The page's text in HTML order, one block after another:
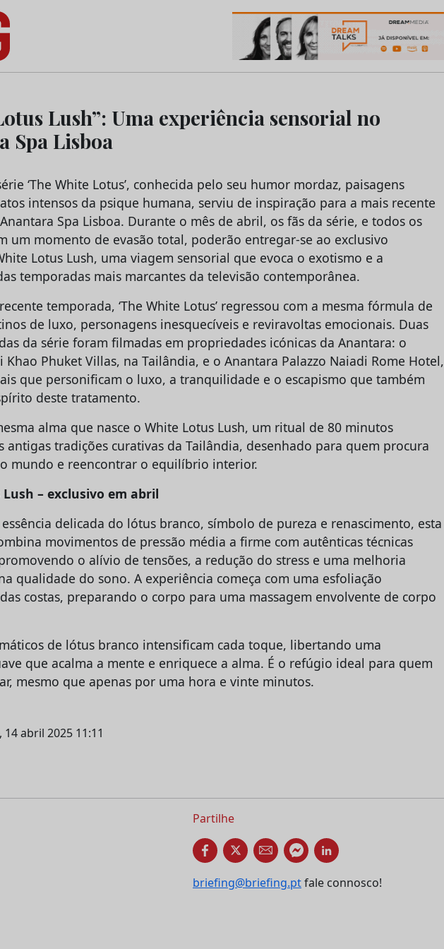
do Marketing e da Publicidade
Lush”: Uma experiência sensorial no
Spa Lisboa
‘The White Lotus’, conhecida pelo seu humor mordaz, paisagens
intensos da psique humana, serviu de inspiração para a mais recente
Spa Lisboa. Durante o mês de abril, os fãs da série, e todos os
um momento de evasão total, poderão entregar-se ao exclusivo
Lotus Lush, uma viagem sensorial que evoca o exotismo e a
temporadas mais marcantes da televisão contemporânea.
temporada, ‘The White Lotus’ regressou com a mesma fórmula de
de luxo, personagens inesquecíveis e reviravoltas emocionais. Duas
da série foram filmadas em propriedades icónicas da Anantara: o
Khao Phuket Villas, na Tailândia, e o Anantara Palazzo Naiadi Rome Hotel,
que personificam o luxo, a tranquilidade e o escapismo que também
deste tratamento.
alma que nasce o White Lotus Lush, um ritual de 80 minutos
antigas tradições curativas da Tailândia, desenhado para quem procura
mundo e reencontrar o equilíbrio interior.
– exclusivo em abril
delicada do lótus branco, símbolo de pureza e renascimento, esta
movimentos de pressão média a firme com autênticas técnicas
o alívio de tensões, a redução do stress e uma melhoria
qualidade do sono. A experiência começa com uma esfoliação
costas, preparando o corpo para uma massagem envolvente de corpo
de lótus branco intensificam cada toque, libertando uma
que acalma a mente e enriquece a alma. É o refúgio ideal para quem
mesmo que apenas por uma hora e vinte minutos.
abril 2025 11:11
Partilhe
briefing@briefing.ptfale connosco!